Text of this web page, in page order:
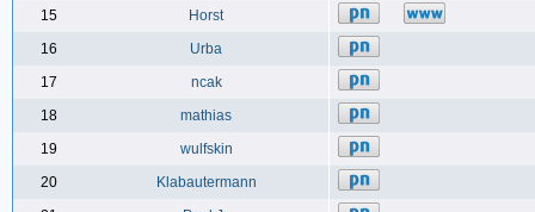
15
Horst
16
Urba
17
ncak
18
mathias
19
wulfskin
20
Klabautermann